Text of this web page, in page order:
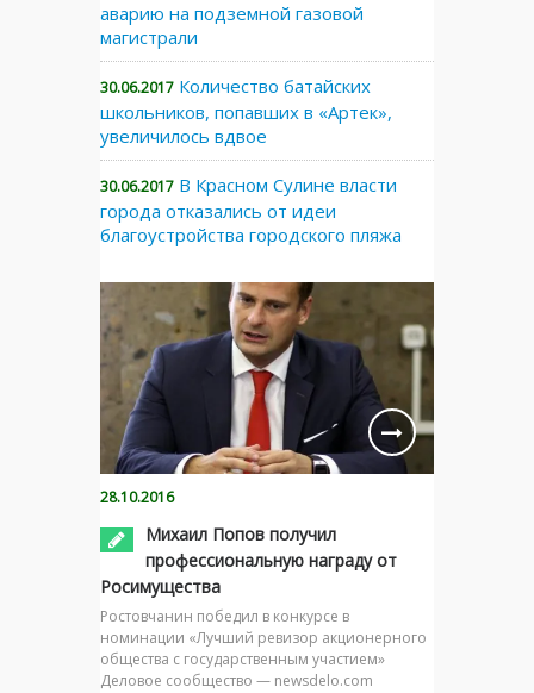
аварию на подземной газовой
магистрали
30.06.2017 Количество батайских
школьников, попавших в «Артек»,
увеличилось вдвое
30.06.2017 В Красном Сулине власти
города отказались от идеи
благоустройства городского пляжа
28.10.2016
Михаил Попов получил
профессиональную награду от
Росимущества
Ростовчанин победил в конкурсе в
номинации «Лучший ревизор акционерного
общества с государственным участием»
Деловое сообщество — newsdelo.com